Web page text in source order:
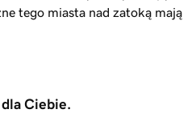
tego miasta nad zatoką mają
Ciebie.